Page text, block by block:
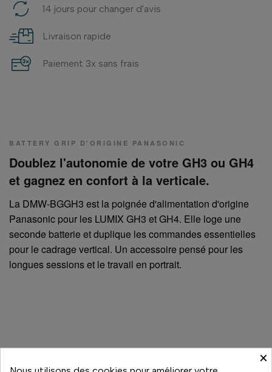
14 jours pour changer d'avis
Livraison rapide
Paiement 3x sans frais
BATTERY GRIP D'ORIGINE PANASONIC
Doublez l'autonomie de votre GH3 ou GH4
et gagnez en confort à la verticale.
La DMW-BGGH3 est la poignée d'alimentation d'origine
Panasonic pour les LUMIX GH3 et GH4. Elle loge une
seconde batterie et duplique les commandes essentielles
pour le cadrage vertical. Un accessoire pensé pour les
longues sessions et le travail en portrait.
×